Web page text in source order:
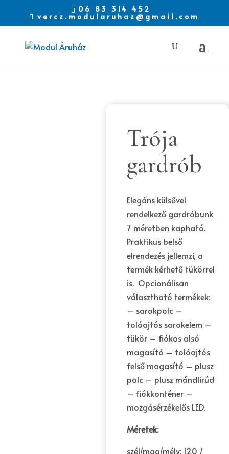
06 83 314 452
vercz.modularuhaz@gmail.com
Trója
gardrób
Elegáns külsővel
rendelkező gardróbunk
7 méretben kapható.
Praktikus belső
elrendezés jellemzi, a
termék kérhető tükörrel
is. Opcionálisan
választható termékek:
– sarokpolc –
tolóajtós sarokelem –
tükör – fiókos alsó
magasító – tolóajtós
felső magasító – plusz
polc – plusz mándlirúd
– fiókkonténer –
mozgásérzékelős LED.
Méretek:
szél/mag/mély: 120 /